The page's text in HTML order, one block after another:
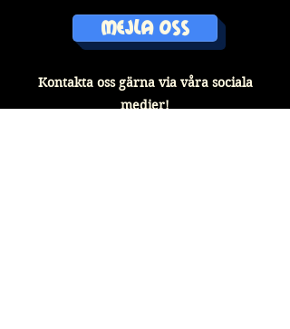
MEJLA OSS
Kontakta oss gärna via våra sociala
medier!